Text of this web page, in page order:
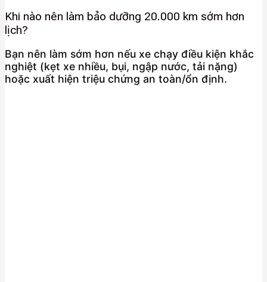
Khi nào nên làm bảo dưỡng 20.000 km sớm hơn
lịch?
Bạn nên làm sớm hơn nếu xe chạy điều kiện khắc
nghiệt (kẹt xe nhiều, bụi, ngập nước, tải nặng)
hoặc xuất hiện triệu chứng an toàn/ổn định.